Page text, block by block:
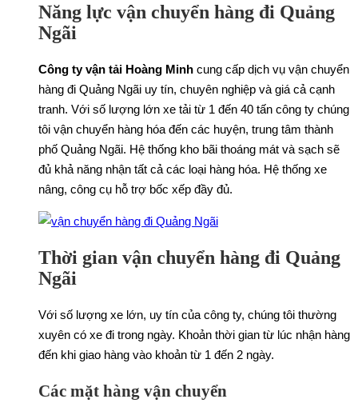
Năng lực vận chuyển hàng đi Quảng
Ngãi
Công ty vận tải Hoàng Minh cung cấp dịch vụ vận chuyển
hàng đi Quảng Ngãi uy tín, chuyên nghiệp và giá cả cạnh
tranh. Với số lượng lớn xe tải từ 1 đến 40 tấn công ty chúng
tôi vận chuyển hàng hóa đến các huyện, trung tâm thành
phố Quảng Ngãi. Hệ thống kho bãi thoáng mát và sạch sẽ
đủ khả năng nhận tất cả các loại hàng hóa. Hệ thống xe
nâng, công cụ hỗ trợ bốc xếp đầy đủ.
Thời gian vận chuyển hàng đi Quảng
Ngãi
Với số lượng xe lớn, uy tín của công ty, chúng tôi thường
xuyên có xe đi trong ngày. Khoản thời gian từ lúc nhận hàng
đến khi giao hàng vào khoản từ 1 đến 2 ngày.
Các mặt hàng vận chuyển